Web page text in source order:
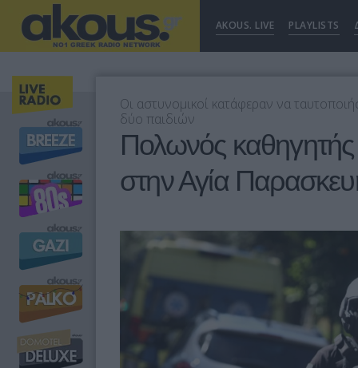
AKOUS. LIVE PLAYLISTS
Οι αστυνομικοί κατάφεραν να
δύο παιδιών
Πολωνός καθηγητής
στην Αγία